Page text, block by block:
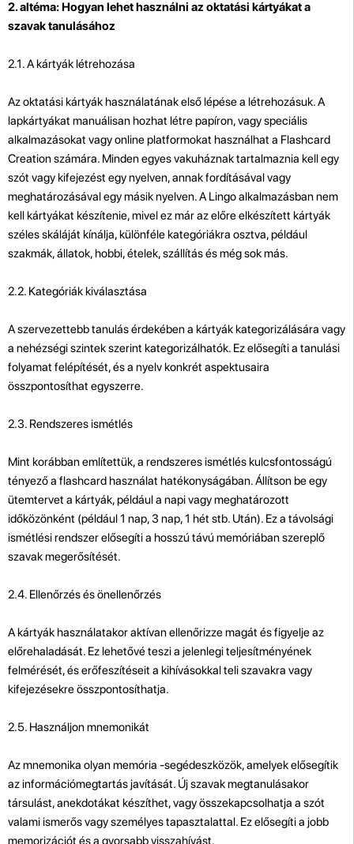
2. altéma: Hogyan lehet használni az oktatási kártyákat a
szavak tanulásához
2.1. A kártyák létrehozása
Az oktatási kártyák használatának első lépése a létrehozásuk. A
lapkártyákat manuálisan hozhat létre papíron, vagy speciális
alkalmazásokat vagy online platformokat használhat a Flashcard
Creation számára. Minden egyes vakuháznak tartalmaznia kell egy
szót vagy kifejezést egy nyelven, annak fordításával vagy
meghatározásával egy másik nyelven. A Lingo alkalmazásban nem
kell kártyákat készítenie, mivel ez már az előre elkészített kártyák
széles skáláját kínálja, különféle kategóriákra osztva, például
szakmák, állatok, hobbi, ételek, szállítás és még sok más.
2.2. Kategóriák kiválasztása
A szervezettebb tanulás érdekében a kártyák kategorizálására vagy
a nehézségi szintek szerint kategorizálhatók. Ez elősegíti a tanulási
folyamat felépítését, és a nyelv konkrét aspektusaira
összpontosíthat egyszerre.
2.3. Rendszeres ismétlés
Mint korábban említettük, a rendszeres ismétlés kulcsfontosságú
tényező a flashcard használat hatékonyságában. Állítson be egy
ütemtervet a kártyák, például a napi vagy meghatározott
időközönként (például 1 nap, 3 nap, 1 hét stb. Után). Ez a távolsági
ismétlési rendszer elősegíti a hosszú távú memóriában szereplő
szavak megerősítését.
2.4. Ellenőrzés és önellenőrzés
A kártyák használatakor aktívan ellenőrizze magát és figyelje az
előrehaladását. Ez lehetővé teszi a jelenlegi teljesítményének
felmérését, és erőfeszítéseit a kihívásokkal teli szavakra vagy
kifejezésekre összpontosíthatja.
2.5. Használjon mnemonikát
Az mnemonika olyan memória -segédeszközök, amelyek elősegítik
az információmegtartás javítását. Új szavak megtanulásakor
társulást, anekdotákat készíthet, vagy összekapcsolhatja a szót
valami ismerős vagy személyes tapasztalattal. Ez elősegíti a jobb
memorizációt és a gyorsabb visszahívást.